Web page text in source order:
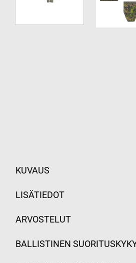
KUVAUS
LISÄTIEDOT
ARVOSTELUT
BALLISTINEN